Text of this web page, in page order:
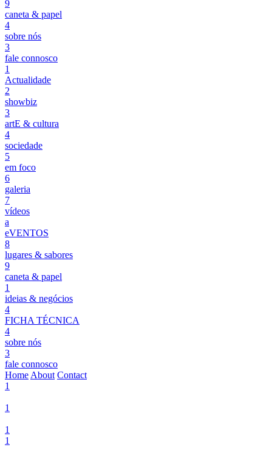
9
caneta & papel
4
sobre nós
3
fale connosco
1
Actualidade
2
showbiz
3
artE & cultura
4
sociedade
5
em foco
6
galeria
7
vídeos
a
eVENTOS
8
lugares & sabores
9
caneta & papel
1
ideias & negócios
4
FICHA TÉCNICA
4
sobre nós
3
fale connosco
Home About Contact
1
1
1
1